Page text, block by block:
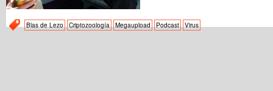
Blas de Lezo Criptozoología Megaupload Podcast Virus